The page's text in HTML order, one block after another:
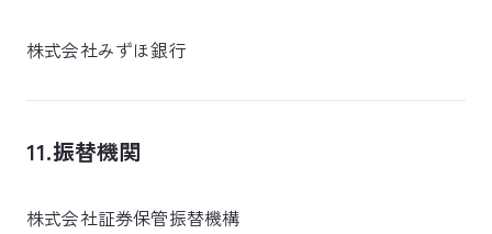
株式会社みずほ銀行
11.振替機関
株式会社証券保管振替機構